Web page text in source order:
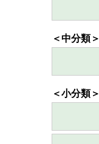
＜中分類＞
＜小分類＞